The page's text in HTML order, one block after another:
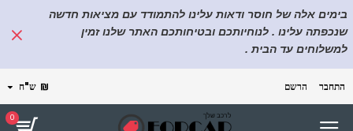
בימים אלה של חוסר ודאות עלינו להתמודד עם מציאות חדשה
שנכפתה עלינו . לנוחיותכם ובטיחותכם האתר שלנו זמין
למשלוחים עד הבית .
התחבר הרשם ₪ ש"ח
0